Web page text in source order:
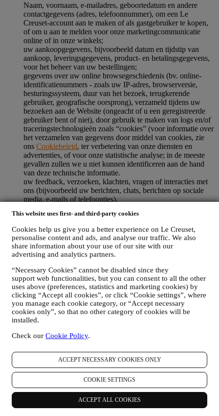
This website uses first- and third-party cookies
Cookies help us give you a better experience on Le Creuset,
personalise content and ads, and analyse our traffic. We also
share information about your use of our site with our
advertising and analytics partners.
“Necessary Cookies” cannot be disabled since they
support web functionalities, but you can consent to all the other
uses above (preferences, statistics and marketing cookies) by
clicking “Accept all cookies”, or click “Cookie settings”, where
you manage each cookie category, or “Accept necessary
cookies only”, so that no other category of cookies will be
installed.
Check our Cookie Policy.
ACCEPT NECESSARY COOKIES ONLY
COOKIE SETTINGS
ACCEPT ALL COOKIES
Naam, voornaam, e-mailadres, geboortedatum en andere
contactgegevens (adres, telefoonnummer), om een Le
Creuset-account aan te maken of als gastgebruiker te kopen,
of om u aan te melden voor onze marketingcommunicatie
online of in onze winkels;
uw aankoopgegevens, bijvoorbeeld datum en tijdstip van
aankoop, leveringsgegevens, product- en betalingsgegevens,
voor het beheer van uw bestellingen;
gegevens over uw online browsegeschiedenis (bv. online-
identificatienummers - zoals uw IP-adres, browserversie,
besturingssysteem, duur van het bezoek, terugkerende
gebruiker, geografische oorsprong), verzameld tijdens uw
bezoeken aan de Website (ongeacht of u een geregistreerde
gebruiker bent of niet), door gebruik te maken van logs en/of
traceringstechnologieën zoals “cookies” (voor informatie over
het verzamelen van gegevens door middel van cookies, zie
ons Cookiebeleid, ter verbetering van onze diensten en
advertenties, of voor onze statistische analyse; in de meeste
gevallen zullen we u niet kunnen identificeren aan de hand
van deze technische informatie.
uw feedback, verzoeken, klachten, vragen of interacties met
ons (bijvoorbeeld uw berichten, chats, berichten op sociale
media, e-mails of telefoontjes).
De persoonsgegevens die van u worden verzameld wanneer u de
informatie verstrekt, zijn op die manier beschermd en u hebt de
privacyrechten die in paragraaf 8 hieronder worden uitgelegd.
2. WIE VERZAMELT UW GEGEVENS?
via de website worden aangeboden, is Le Creuset Nederland BV
met statutaire zetel te Le Creuset Nederland BV, Bijster 15, 4817
HZ Breda, Nederland.
Als u ermee instemt om marketingboodschappen van ons te
ontvangen, worden uw gegevens onderdeel van de
consumentendatabase van Le Creuset Group, die als
gegevensbeheerder wordt beheerd door Le Creuset Group AG, met
het kantoor in Hofstrasse 1A,Neuhofstrasse 4 , Baar, Zugo, 6340
Zwitserland (die Le Creuset SL, BTW-nummer B62153630, met
aangesteld als vertegenwoordiger in de EU), op basis van een
overeenkomst tot gezamenlijke zeggenschap die in wezen voorziet
in (a) Le Creuset Group AG die verantwoordelijk is voor de
algemene strategie met betrekking tot marketing en
gepersonaliseerde klantervaring; (b) lokale Le Creuset-entiteiten die
profiteren van deze strategie en deze uitvoeren, alsmede